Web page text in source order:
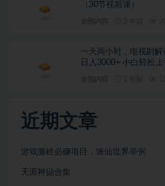
（30节视频课）
一天两小时，电视剧
日入3000+ 小白轻松上
近期文章
游戏搬砖必赚项目，诛仙世界举例
天涯神贴合集